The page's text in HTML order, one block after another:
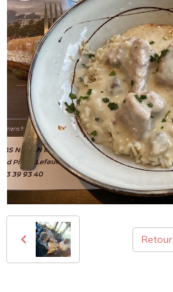
Retour